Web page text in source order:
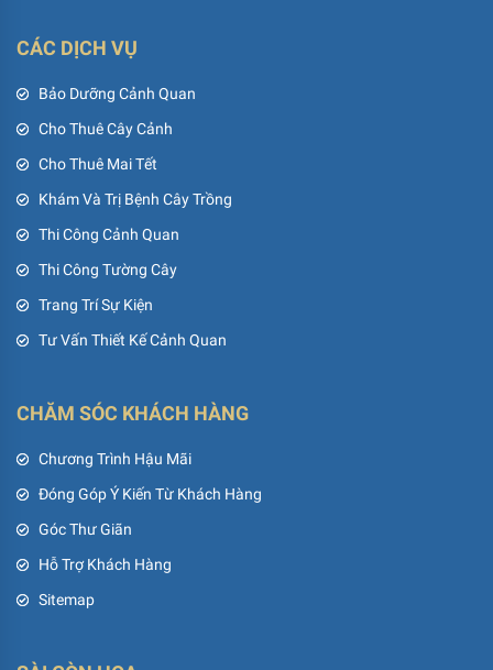
CÁC DỊCH VỤ
Bảo Dưỡng Cảnh Quan
Cho Thuê Cây Cảnh
Cho Thuê Mai Tết
Khám Và Trị Bệnh Cây Trồng
Thi Công Cảnh Quan
Thi Công Tường Cây
Trang Trí Sự Kiện
Tư Vấn Thiết Kế Cảnh Quan
CHĂM SÓC KHÁCH HÀNG
Chương Trình Hậu Mãi
Đóng Góp Ý Kiến Từ Khách Hàng
Góc Thư Giãn
Hỗ Trợ Khách Hàng
Sitemap